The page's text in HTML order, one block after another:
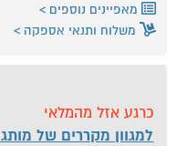
מאפיינים נוספים
משלוח ותנאי אספקה
כרגע אזל מהמלאי
למגוון מקררים של מותג HISENSE